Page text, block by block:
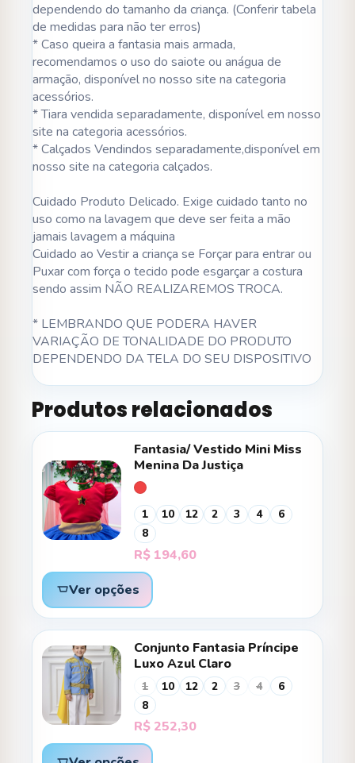
dependendo do tamanho da criança. (Conferir tabela
de medidas para não ter erros)
* Caso queira a fantasia mais armada,
recomendamos o uso do saiote ou anágua de
armação, disponível no nosso site na categoria
acessórios.
* Tiara vendida separadamente, disponível em nosso
site na categoria acessórios.
* Calçados Vendindos separadamente,disponível em
nosso site na categoria calçados.
Cuidado Produto Delicado. Exige cuidado tanto no
uso como na lavagem que deve ser feita a mão
jamais lavagem a máquina
Cuidado ao Vestir a criança se Forçar para entrar ou
Puxar com força o tecido pode esgarçar a costura
sendo assim NÃO REALIZAREMOS TROCA.
* LEMBRANDO QUE PODERA HAVER
VARIAÇÃO DE TONALIDADE DO PRODUTO
DEPENDENDO DA TELA DO SEU DISPOSITIVO
Produtos relacionados
Fantasia/ Vestido Mini Miss
Menina Da Justiça
1 10 12 2 3 4
6
8
R$ 194,60
Ver opções
Conjunto Fantasia Príncipe
Luxo Azul Claro
1 10 12 2 3 4
6
8
R$ 252,30